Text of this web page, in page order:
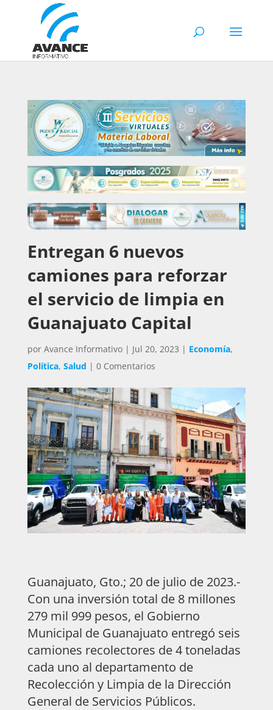
Entregan 6 nuevos
camiones para reforzar
el servicio de limpia en
Guanajuato Capital
por Avance Informativo| Jul 20, 2023 | Economía,
Política, Salud | 0 Comentarios
Guanajuato, Gto.; 20 de julio de 2023.-
Con una inversión total de 8 millones
279 mil 999 pesos, el Gobierno
Municipal de Guanajuato entregó seis
camiones recolectores de 4 toneladas
cada uno al departamento de
Recolección y Limpia de la Dirección
General de Servicios Públicos.